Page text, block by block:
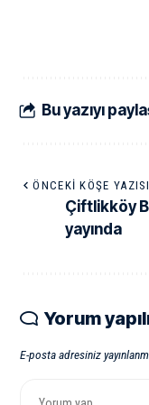
Bu yazıyı
ÖNCEKI KÖŞE YAZISI
Çiftlikköy
yayında
Yorum
E-posta adresiniz